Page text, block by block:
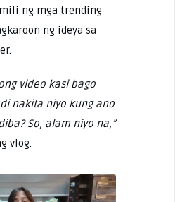
ng mga trending
ng ideya sa
video kasi bago
nakita niyo kung ano
So, alam niyo na,”
vlog.